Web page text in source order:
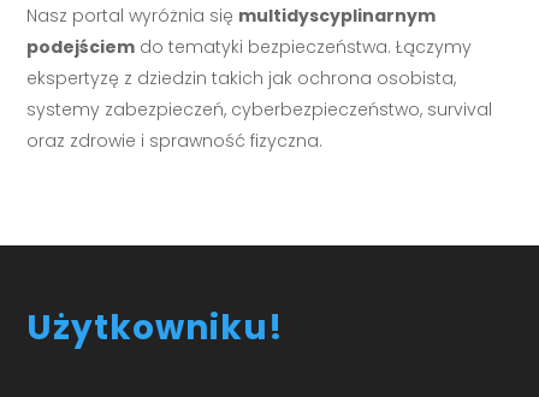
Nasz portal wyróżnia się multidyscyplinarnym
podejściem do tematyki bezpieczeństwa. Łączymy
ekspertyzę z dziedzin takich jak ochrona osobista,
systemy zabezpieczeń, cyberbezpieczeństwo, survival
oraz zdrowie i sprawność fizyczna.
Użytkowniku!